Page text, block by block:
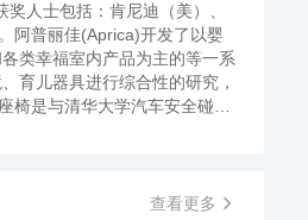
人士包括：肯尼迪（美）、
阿普丽佳(Aprica)开发了以婴
类幸福室内产品为主的等一系
育儿器具进行综合性的研究，
是与清华大学汽车安全碰撞
查看更多